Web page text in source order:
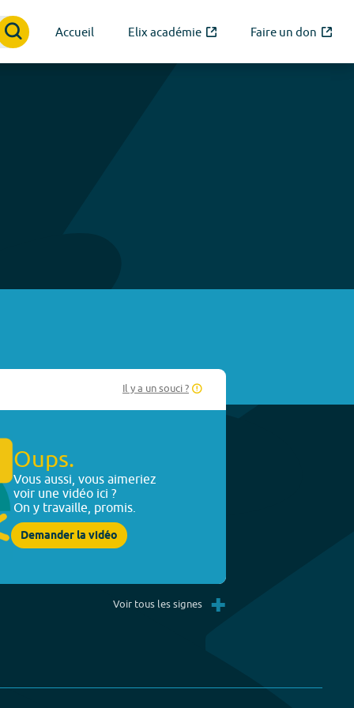
Accueil Elix académie Faire un don
Il y a un souci ?
Oups.
Vous aussi, vous aimeriez
voir une vidéo ici ?
On y travaille, promis.
Demander la vidéo
Voir tous les signes +